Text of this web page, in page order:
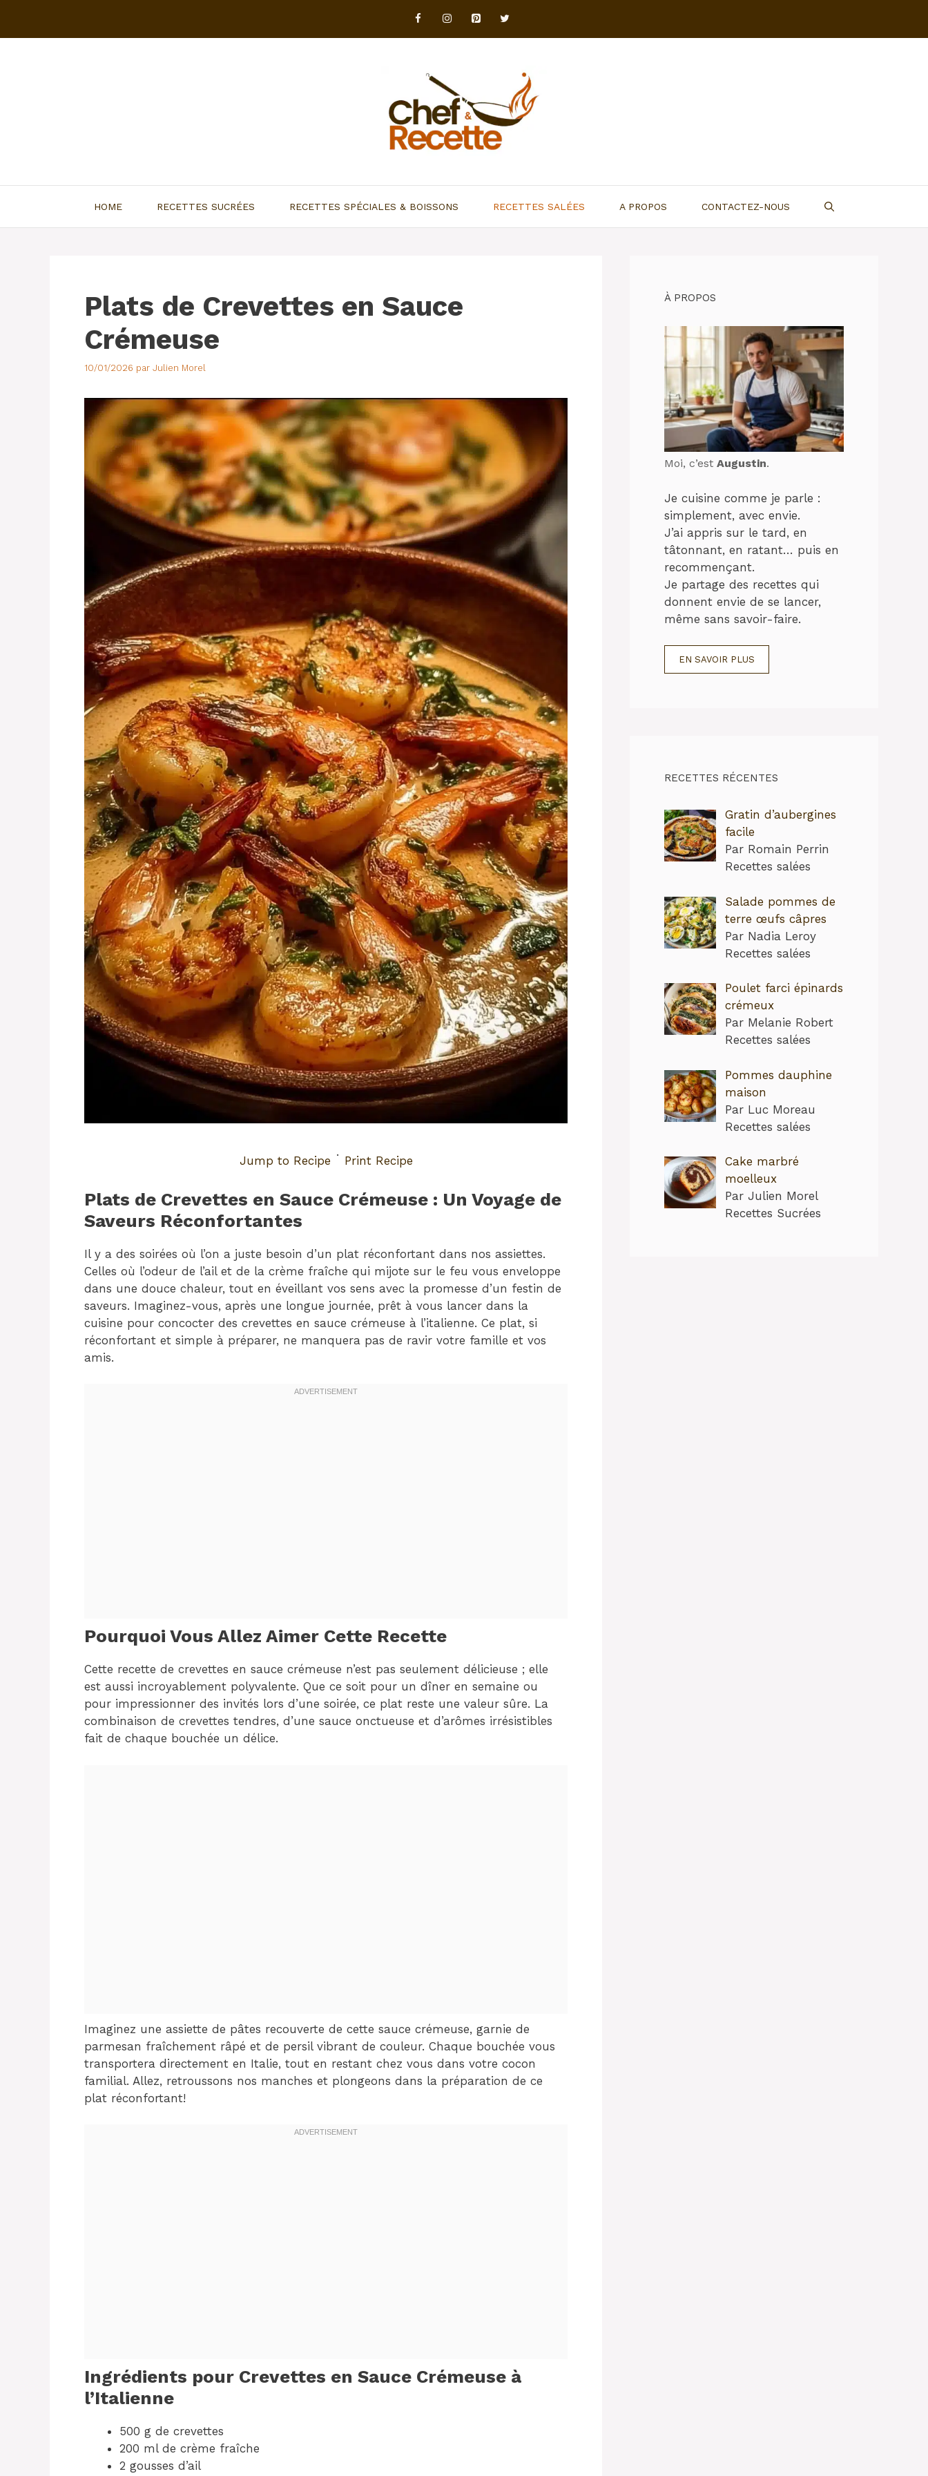
contenu
HOME RECETTES SUCRÉES RECETTES SPÉCIALES & BOISSONS RECETTES SALÉES A PROPOS CONTACTEZ-NOUS
Plats de Crevettes en Sauce
Crémeuse
10/01/2026 par Julien Morel
Jump to Recipe · Print Recipe
Plats de Crevettes en Sauce Crémeuse : Un Voyage de
Saveurs Réconfortantes
Il y a des soirées où l’on a juste besoin d’un plat réconfortant dans nos assiettes.
Celles où l’odeur de l’ail et de la crème fraîche qui mijote sur le feu vous enveloppe
dans une douce chaleur, tout en éveillant vos sens avec la promesse d’un festin de
saveurs. Imaginez-vous, après une longue journée, prêt à vous lancer dans la
cuisine pour concocter des crevettes en sauce crémeuse à l’italienne. Ce plat, si
réconfortant et simple à préparer, ne manquera pas de ravir votre famille et vos
amis.
Pourquoi Vous Allez Aimer Cette Recette
Cette recette de crevettes en sauce crémeuse n’est pas seulement délicieuse ; elle
est aussi incroyablement polyvalente. Que ce soit pour un dîner en semaine ou
pour impressionner des invités lors d’une soirée, ce plat reste une valeur sûre. La
combinaison de crevettes tendres, d’une sauce onctueuse et d’arômes irrésistibles
fait de chaque bouchée un délice.
Imaginez une assiette de pâtes recouverte de cette sauce crémeuse, garnie de
parmesan fraîchement râpé et de persil vibrant de couleur. Chaque bouchée vous
transportera directement en Italie, tout en restant chez vous dans votre cocon
familial. Allez, retroussons nos manches et plongeons dans la préparation de ce
plat réconfortant!
Ingrédients pour Crevettes en Sauce Crémeuse à
l’Italienne
500 g de crevettes
200 ml de crème fraîche
2 gousses d’ail
À PROPOS
Moi, c’est Augustin.
Je cuisine comme je parle :
simplement, avec envie.
J’ai appris sur le tard, en
tâtonnant, en ratant… puis en
recommençant.
Je partage des recettes qui
donnent envie de se lancer,
même sans savoir-faire.
EN SAVOIR PLUS
RECETTES RÉCENTES
Gratin d’aubergines
facile
Par Romain Perrin
Recettes salées
Salade pommes de
terre œufs câpres
Par Nadia Leroy
Recettes salées
Poulet farci épinards
crémeux
Par Melanie Robert
Recettes salées
Pommes dauphine
maison
Par Luc Moreau
Recettes salées
Cake marbré
moelleux
Par Julien Morel
Recettes Sucrées